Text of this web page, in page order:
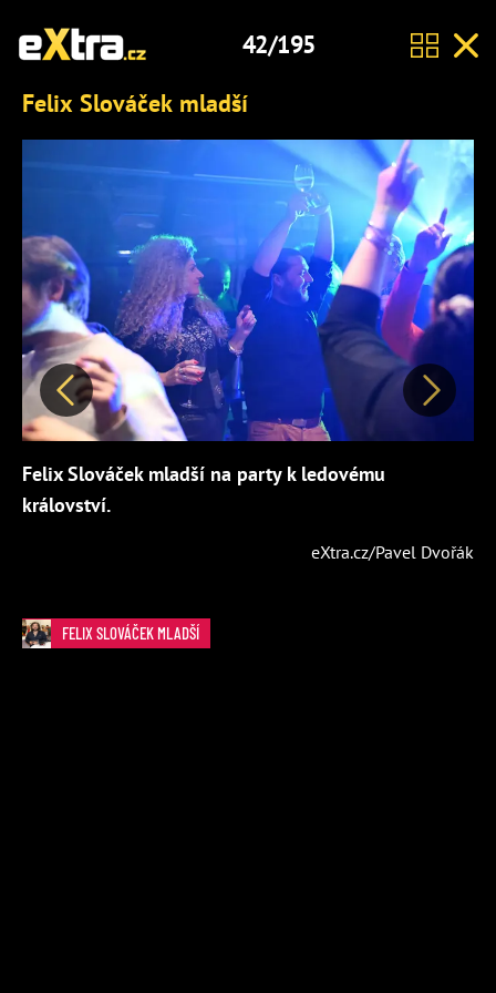
42/195
Felix Slováček mladší
Předchozí Další
Felix Slováček mladší na party k ledovému
království.
eXtra.cz/Pavel Dvořák
FELIX SLOVÁČEK MLADŠÍ